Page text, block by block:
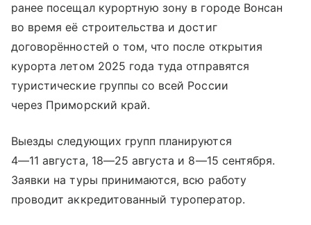
ранее посещал курортную зону в городе Вонсан
во время её строительства и достиг
договорённостей о том, что после открытия
курорта летом 2025 года туда отправятся
туристические группы со всей России
через Приморский край.
Выезды следующих групп планируются
4—11 августа, 18—25 августа и 8—15 сентября.
Заявки на туры принимаются, всю работу
проводит аккредитованный туроператор.